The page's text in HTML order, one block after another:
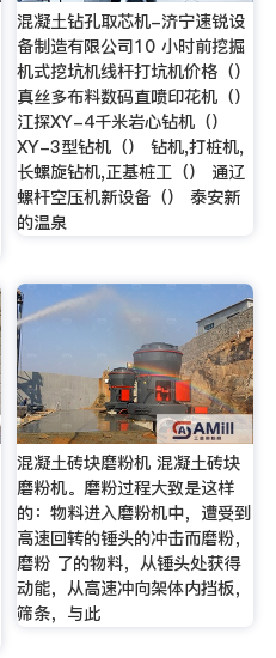
混凝土钻孔取芯机-济宁速锐设
备制造有限公司10 小时前挖掘
机式挖坑机线杆打坑机价格（）
真丝多布料数码直喷印花机（）
江探XY-4千米岩心钻机（）
XY-3型钻机（） 钻机,打桩机,
长螺旋钻机,正基桩工（） 通辽
螺杆空压机新设备（） 泰安新
的温泉
混凝土砖块磨粉机 混凝土砖块
磨粉机。磨粉过程大致是这样
的：物料进入磨粉机中，遭受到
高速回转的锤头的冲击而磨粉，
磨粉 了的物料，从锤头处获得
动能，从高速冲向架体内挡板，
筛条，与此